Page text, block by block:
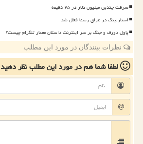
سرقت چندین میلیون دلار در ۲۵ دقیقه
استارلینک در عراق رسما فعال شد
پاول دورف و جنگ بر سر اینترنت داستان معمار تلگرام چیست؟
نظرات بینندگان در مورد این مطلب
لطفا شما همدر مورد این مطلبنظر دهید